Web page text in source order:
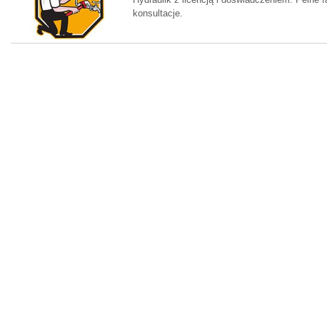
konsultacje.